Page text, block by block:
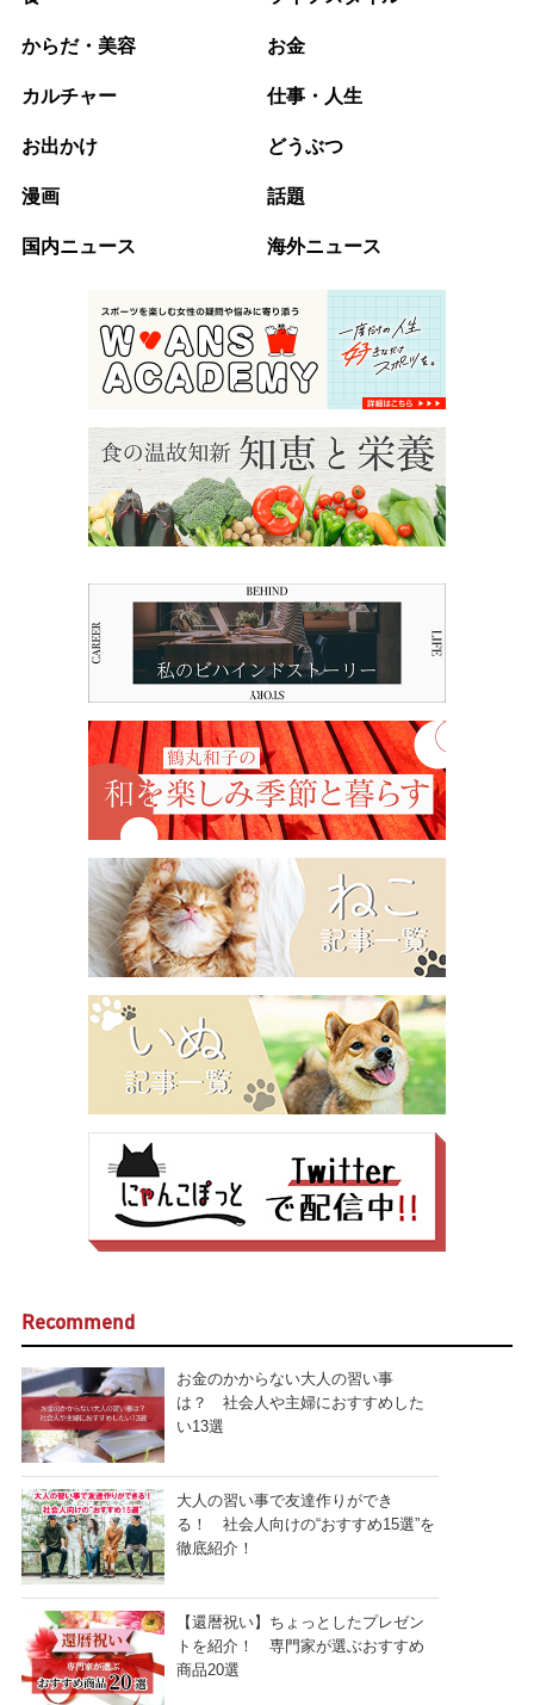
からだ・美容 お金
カルチャー 仕事・人生
お出かけ どうぶつ
漫画 話題
国内ニュース 海外ニュース
Recommend
お金のかからない大人の習い事
は？ 社会人や主婦におすすめした
い13選
大人の習い事で友達作りができ
る！ 社会人向けの“おすすめ15選”を
徹底紹介！
【還暦祝い】ちょっとしたプレゼン
トを紹介！ 専門家が選ぶおすすめ
商品20選